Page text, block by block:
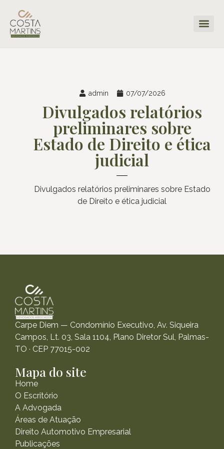
admin 07/07/2026
Divulgados relatórios
preliminares sobre
Estado de Direito e ética
judicial
Divulgados relatórios preliminares sobre Estado
de Direito e ética judicial
Carpe Diem — Condomínio Executivo, Av. Siqueira
Campos, Lt. 03, Sala 1104, Plano Diretor Sul, Palmas-
TO · CEP 77015-002
Mapa do site
Home
O Escritório
A Advogada
Áreas de Atuação
Direito Automotivo Empresarial
Publicações